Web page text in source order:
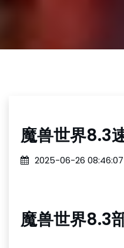
魔兽世界8.3
2025-06-26 08:46:07
魔兽世界8.3